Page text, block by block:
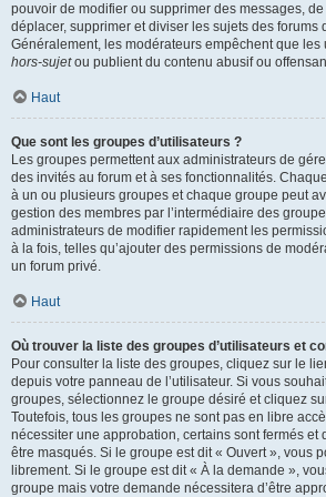
pouvoir de modifier ou supprimer des messages,
déplacer, supprimer et diviser les sujets des forums
Généralement, les modérateurs empêchent que les
hors-sujetou publient du contenu abusif ou
Haut
Que sont les groupes d’utilisateurs ?
Les groupes permettent aux administrateurs de
des invités au forum et à ses fonctionnalités.
à un ou plusieurs groupes et chaque groupe peut
gestion des membres par l’intermédiaire des
administrateurs de modifier rapidement les
à la fois, telles qu’ajouter des permissions de
un forum privé.
Haut
Où trouver la liste des groupes d’utilisateurs et
Pour consulter la liste des groupes, cliquez sur le
depuis votre panneau de l’utilisateur. Si vous
groupes, sélectionnez le groupe désiré et cliquez
Toutefois, tous les groupes ne sont pas en libre
nécessiter une approbation, certains sont fermés et
être masqués. Si le groupe est dit « Ouvert », vous
librement. Si le groupe est dit « À la demande »,
groupe mais votre demande nécessitera d’être